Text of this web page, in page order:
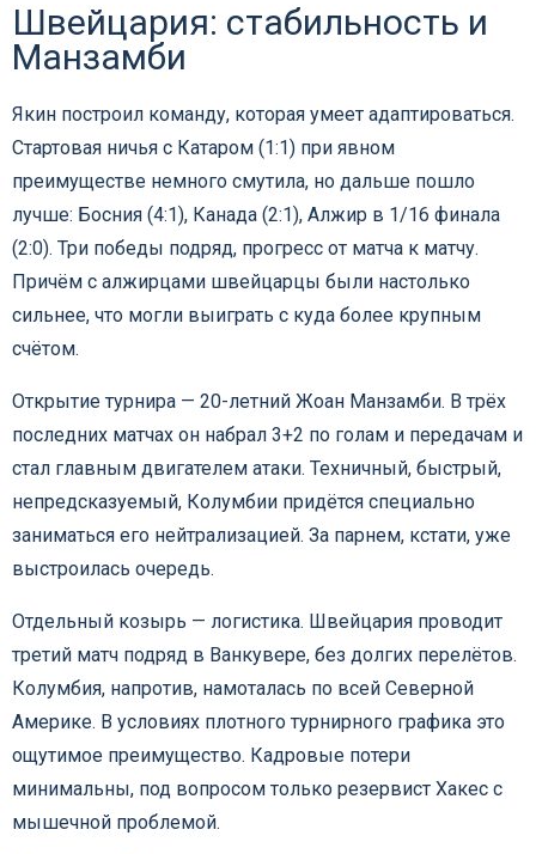
Швейцария: стабильность и
Манзамби
Якин построил команду, которая умеет адаптироваться.
Стартовая ничья с Катаром (1:1) при явном
преимуществе немного смутила, но дальше пошло
лучше: Босния (4:1), Канада (2:1), Алжир в 1/16 финала
(2:0). Три победы подряд, прогресс от матча к матчу.
Причём с алжирцами швейцарцы были настолько
сильнее, что могли выиграть с куда более крупным
счётом.
Открытие турнира — 20-летний Жоан Манзамби. В трёх
последних матчах он набрал 3+2 по голам и передачам и
стал главным двигателем атаки. Техничный, быстрый,
непредсказуемый, Колумбии придётся специально
заниматься его нейтрализацией. За парнем, кстати, уже
выстроилась очередь.
Отдельный козырь — логистика. Швейцария проводит
третий матч подряд в Ванкувере, без долгих перелётов.
Колумбия, напротив, намоталась по всей Северной
Америке. В условиях плотного турнирного графика это
ощутимое преимущество. Кадровые потери
минимальны, под вопросом только резервист Хакес с
мышечной проблемой.